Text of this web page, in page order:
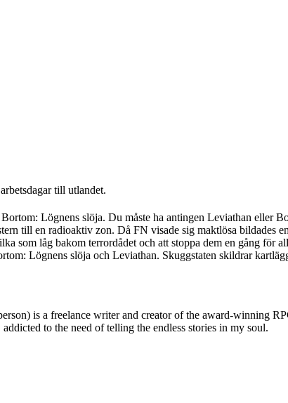
till utlandet.
Lögnens slöja. Du måste ha antingen Leviathan eller
till en radioaktiv zon. Då FN visade sig maktlösa bildades
som låg bakom terrordådet och att stoppa dem en gång
Lögnens slöja och Leviathan. Skuggstaten skildrar
is a freelance writer and creator of the award-winning
to the need of telling the endless stories in my soul.